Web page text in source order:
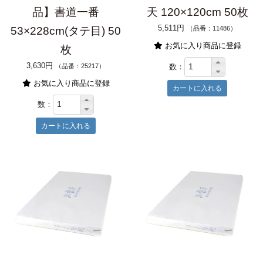
品】書道一番
53×228cm(タテ目) 50
枚
3,630円 （品番：25217）
お気に入り商品に登録
数：
天 120×120cm 50枚
5,511円 （品番：11486）
お気に入り商品に登録
数：